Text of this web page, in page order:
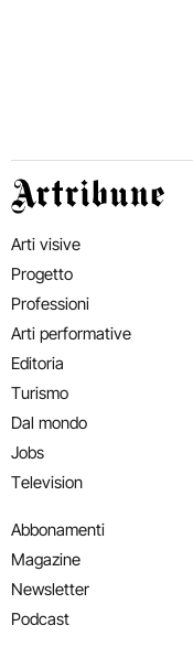
Artribune
Arti visive
Progetto
Professioni
Arti performative
Editoria
Turismo
Dal mondo
Jobs
Television
Abbonamenti
Magazine
Newsletter
Podcast